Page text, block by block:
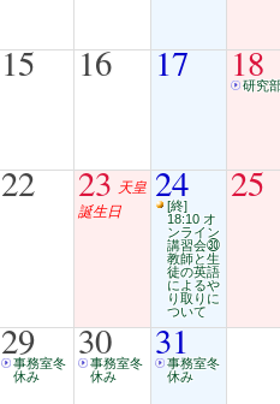
15 16 17 18
研究
22 23 天皇
誕生日
24
[終]
18:10 オ
ンライン
講習会㉚
教師と生
徒の英語
によるや
り取りに
ついて
25
29
事務室冬
休み
30
事務室冬
休み
31
事務室冬
休み